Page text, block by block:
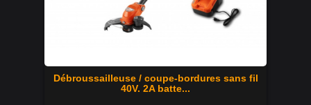
Débroussailleuse / coupe-bordures sans fil
40V. 2A batte...